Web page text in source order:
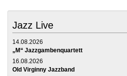
Jazz Live
14.08.2026
„M“ Jazzgambenquartett
16.08.2026
Old Virginny Jazzband